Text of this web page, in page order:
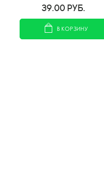
12шт
39.00 руб.
В КОРЗИНУ